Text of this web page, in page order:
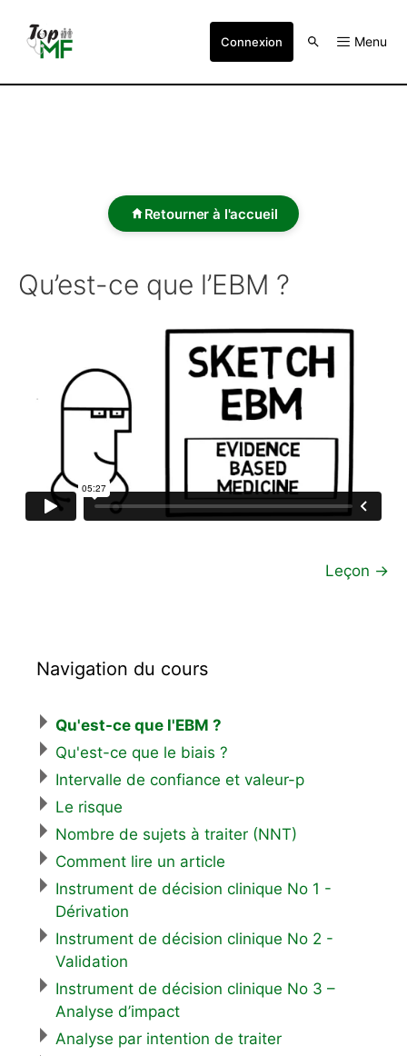
Connexion Menu
Retourner à l'accueil
Qu’est-ce que l’EBM ?
Leçon →
Navigation du cours
Qu'est-ce que l'EBM ?
Qu'est-ce que le biais ?
Intervalle de confiance et valeur-p
Le risque
Nombre de sujets à traiter (NNT)
Comment lire un article
Instrument de décision clinique No 1 -
Dérivation
Instrument de décision clinique No 2 -
Validation
Instrument de décision clinique No 3 –
Analyse d’impact
Analyse par intention de traiter